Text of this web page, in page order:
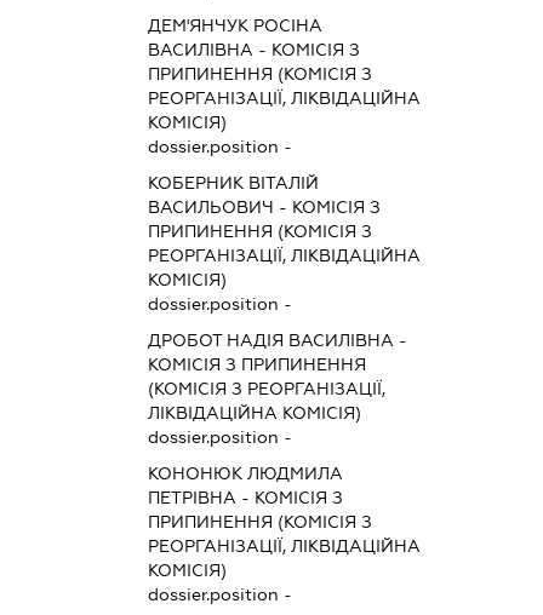
ДЕМ'ЯНЧУК РОСІНА
ВАСИЛІВНА - КОМІСІЯ З
ПРИПИНЕННЯ (КОМІСІЯ З
РЕОРГАНІЗАЦІЇ, ЛІКВІДАЦІЙНА
КОМІСІЯ)
dossier.position -
КОБЕРНИК ВІТАЛІЙ
ВАСИЛЬОВИЧ - КОМІСІЯ З
ПРИПИНЕННЯ (КОМІСІЯ З
РЕОРГАНІЗАЦІЇ, ЛІКВІДАЦІЙНА
КОМІСІЯ)
dossier.position -
ДРОБОТ НАДІЯ ВАСИЛІВНА -
КОМІСІЯ З ПРИПИНЕННЯ
(КОМІСІЯ З РЕОРГАНІЗАЦІЇ,
ЛІКВІДАЦІЙНА КОМІСІЯ)
dossier.position -
КОНОНЮК ЛЮДМИЛА
ПЕТРІВНА - КОМІСІЯ З
ПРИПИНЕННЯ (КОМІСІЯ З
РЕОРГАНІЗАЦІЇ, ЛІКВІДАЦІЙНА
КОМІСІЯ)
dossier.position -